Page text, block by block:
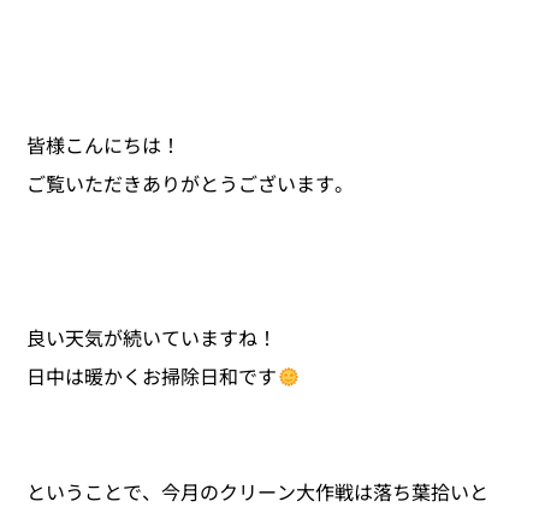
皆様こんにちは！
ご覧いただきありがとうございます。
良い天気が続いていますね！
日中は暖かくお掃除日和です
ということで、今月のクリーン大作戦は落ち葉拾いと